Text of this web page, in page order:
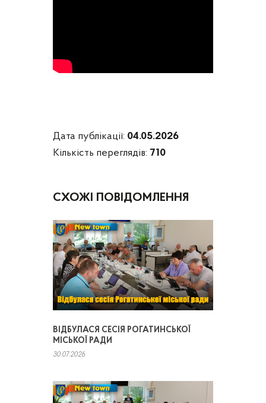
Дата публікації: 04.05.2026
Кількість переглядів: 710
СХОЖІ ПОВІДОМЛЕННЯ
ВІДБУЛАСЯ СЕСІЯ РОГАТИНСЬКОЇ
МІСЬКОЇ РАДИ
30.07.2026